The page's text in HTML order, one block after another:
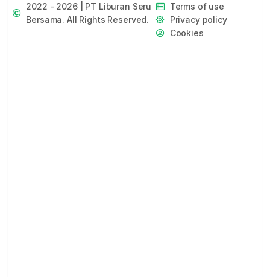
2022 - 2026 | PT Liburan Seru
Bersama. All Rights Reserved.
Terms of use
Privacy policy
Cookies